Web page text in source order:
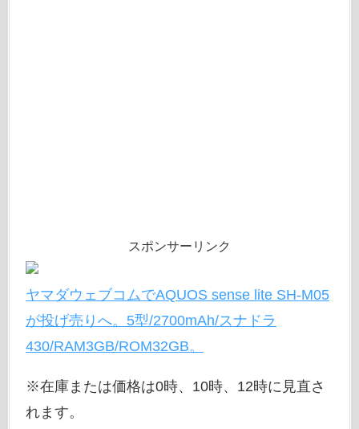
スポンサーリンク
ヤマダウェブコムでAQUOS sense lite SH-M05
が投げ売りへ。5型/2700mAh/スナドラ
430/RAM3GB/ROM32GB。
※在庫または価格は0時、10時、12時に見直さ
れます。